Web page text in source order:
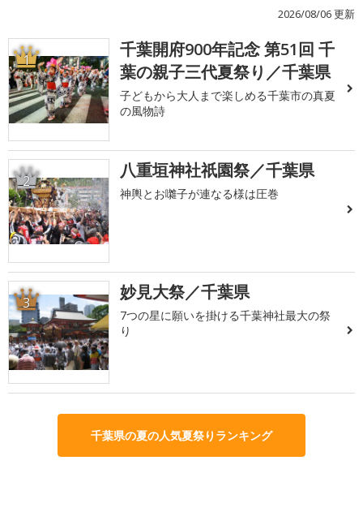
2026/08/06 更新
1
千葉開府900年記念 第51回 千
葉の親子三代夏祭り／千葉県
子どもから大人まで楽しめる千葉市の真夏
の風物詩
2 八重垣神社祇園祭／千葉県
神輿とお囃子が連なる様は圧巻
3 妙見大祭／千葉県
7つの星に願いを掛ける千葉神社最大の祭
り
千葉県の夏の人気夏祭りランキング